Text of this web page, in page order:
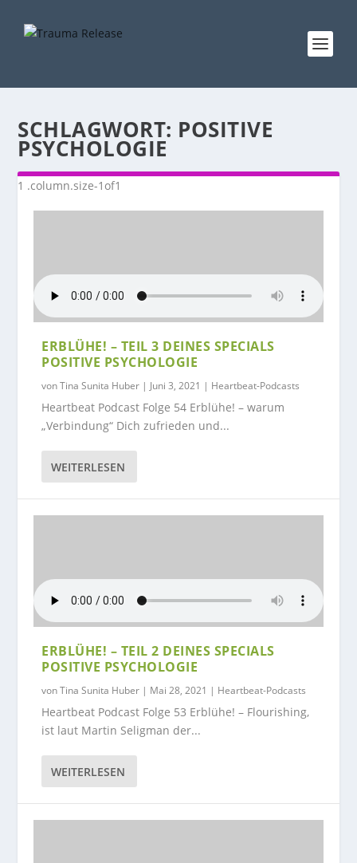
SCHLAGWORT: POSITIVE
PSYCHOLOGIE
ERBLÜHE! – TEIL 3 DEINES SPECIALS
POSITIVE PSYCHOLOGIE
vonTina Sunita Huber | Juni 3, 2021 | Heartbeat-Podcasts
Heartbeat Podcast Folge 54 Erblühe! – warum
„Verbindung“ Dich zufrieden und...
WEITERLESEN
ERBLÜHE! – TEIL 2 DEINES SPECIALS
POSITIVE PSYCHOLOGIE
vonTina Sunita Huber | Mai 28, 2021 | Heartbeat-Podcasts
Heartbeat Podcast Folge 53 Erblühe! – Flourishing,
ist laut Martin Seligman der...
WEITERLESEN